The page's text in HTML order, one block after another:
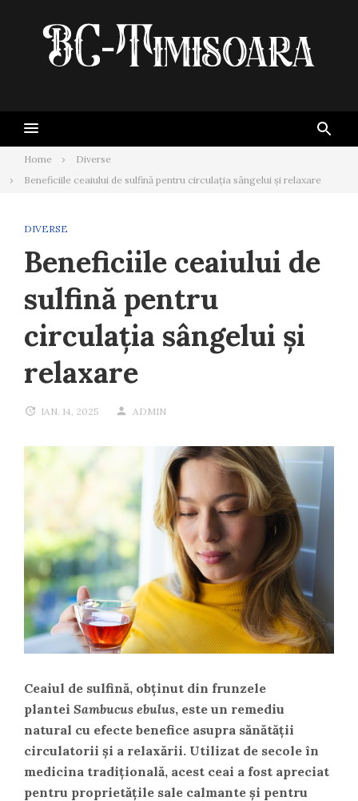
Home
Diverse
Beneficiile ceaiului de sulfină pentru circulația sângelui și relaxare
DIVERSE
Beneficiile ceaiului de
sulfină pentru
circulația sângelui și
relaxare
IAN. 14, 2025 ADMIN
Ceaiul de sulfină, obținut din frunzele
plantei Sambucus ebulus, este un remediu
natural cu efecte benefice asupra sănătății
circulatorii și a relaxării. Utilizat de secole în
medicina tradițională, acest ceai a fost apreciat
pentru proprietățile sale calmante și pentru